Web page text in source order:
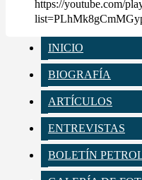
https://youtube.com/
INICIO
BIOGRAFÍA
ARTÍCULOS
ENTREVISTAS
BOLETÍN